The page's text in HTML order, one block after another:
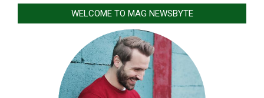
WELCOME TO MAG NEWSBYTE